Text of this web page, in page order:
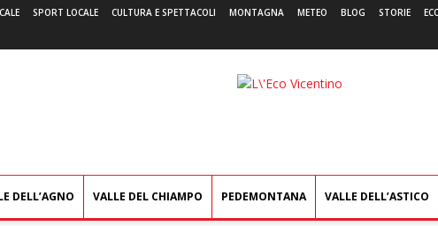
SPORT LOCALE CULTURA E SPETTACOLI MONTAGNA METEO BLOG STORIE
L'Eco
DELL’AGNO VALLE DEL CHIAMPO PEDEMONTANA VALLE DELL’ASTICO